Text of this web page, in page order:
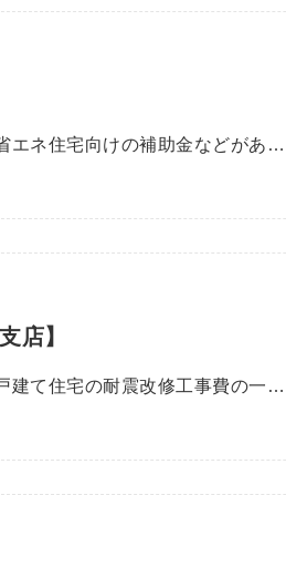
エネ住宅向けの補助金などがあ…
店】
建て住宅の耐震改修工事費の一…